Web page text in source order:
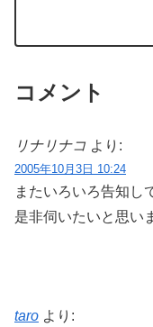
コメント
リナリナコ より:
2005年10月3日 10:24
またいろいろ告知し
是非伺いたいと思い
taro より: